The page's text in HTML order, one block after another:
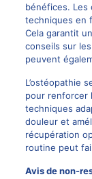
bénéfices. Les
techniques en
Cela garantit
conseils sur
peuvent
L’ostéopathie
pour renforcer
techniques
douleur et
récupération
routine peut
Avis de non-